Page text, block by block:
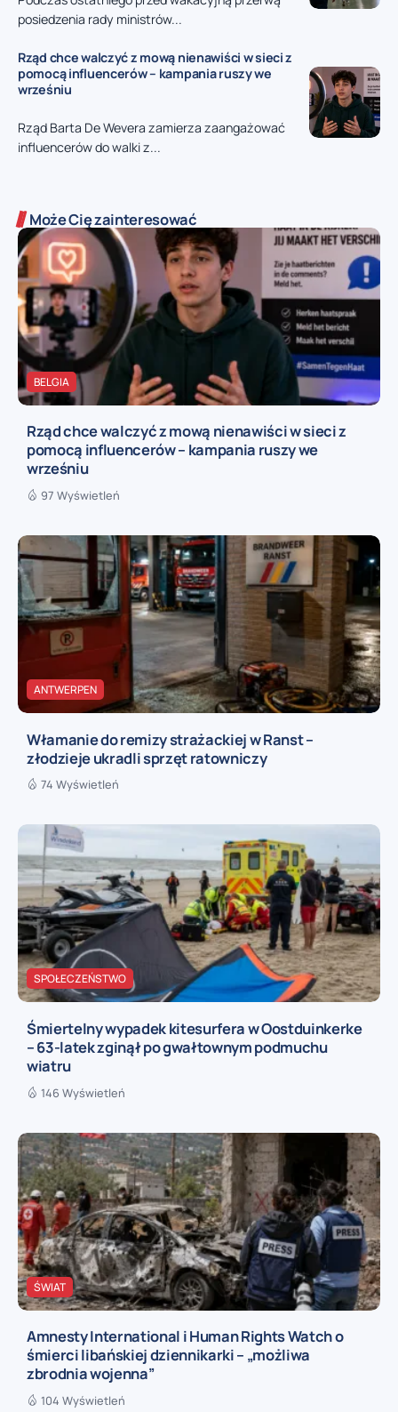
posiedzenia rady ministrów...
Rząd chce walczyć z mową nienawiści w sieci z
pomocą influencerów – kampania ruszy we
wrześniu
Rząd Barta De Wevera zamierza zaangażować
influencerów do walki z...
Może Cię zainteresować
BELGIA
Rząd chce walczyć z mową nienawiści w sieci z
pomocą influencerów – kampania ruszy we
wrześniu
97 Wyświetleń
ANTWERPEN
Włamanie do remizy strażackiej w Ranst –
złodzieje ukradli sprzęt ratowniczy
74 Wyświetleń
SPOŁECZEŃSTWO
Śmiertelny wypadek kitesurfera w Oostduinkerke
– 63-latek zginął po gwałtownym podmuchu
wiatru
146 Wyświetleń
ŚWIAT
Amnesty International i Human Rights Watch o
śmierci libańskiej dziennikarki – „możliwa
zbrodnia wojenna”
104 Wyświetleń